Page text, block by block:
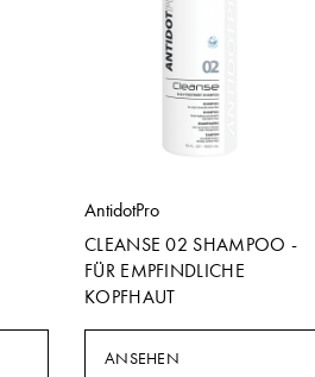
AntidotPro
CLEANSE 02 SHAMPOO -
FÜR EMPFINDLICHE
KOPFHAUT
ANSEHEN